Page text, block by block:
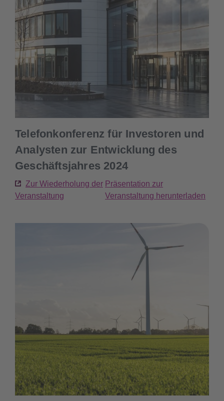
Telefonkonferenz für Investoren und
Analysten zur Entwicklung des
Geschäftsjahres 2024
Zur Wiederholung der
Veranstaltung
Präsentation zur
Veranstaltung herunterladen